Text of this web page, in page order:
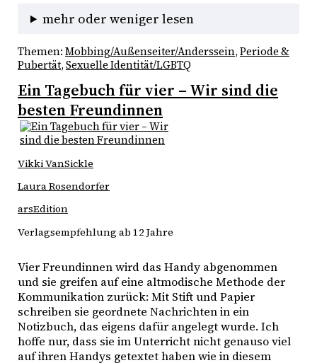
mehr oder weniger lesen
Themen: Mobbing/Außenseiter/Anderssein, Periode &
Pubertät, Sexuelle Identität/LGBTQ
Ein Tagebuch für vier – Wir sind die
besten Freundinnen
Vikki VanSickle
Laura Rosendorfer
arsEdition
Verlagsempfehlung ab 12 Jahre
Vier Freundinnen wird das Handy abgenommen
und sie greifen auf eine altmodische Methode der
Kommunikation zurück: Mit Stift und Papier
schreiben sie geordnete Nachrichten in ein
Notizbuch, das eigens dafür angelegt wurde. Ich
hoffe nur, dass sie im Unterricht nicht genauso viel
auf ihren Handys getextet haben wie in diesem